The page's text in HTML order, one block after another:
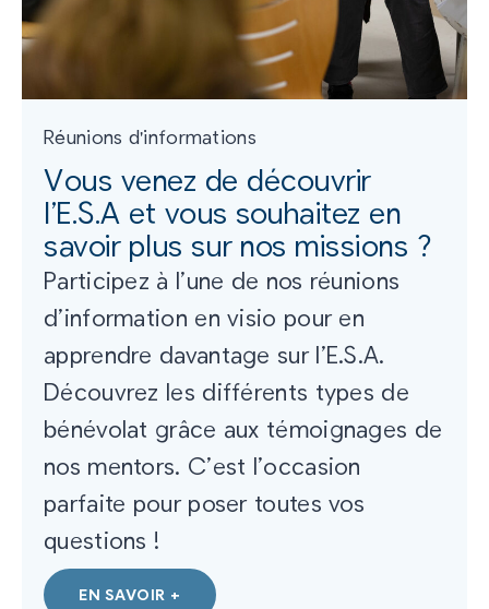
Réunions d'informations
Vous venez de découvrir
l’E.S.A et vous souhaitez en
savoir plus sur nos missions ?
Participez à l’une de nos réunions
d’information en visio pour en
apprendre davantage sur l’E.S.A.
Découvrez les différents types de
bénévolat grâce aux témoignages de
nos mentors. C’est l’occasion
parfaite pour poser toutes vos
questions !
EN SAVOIR +